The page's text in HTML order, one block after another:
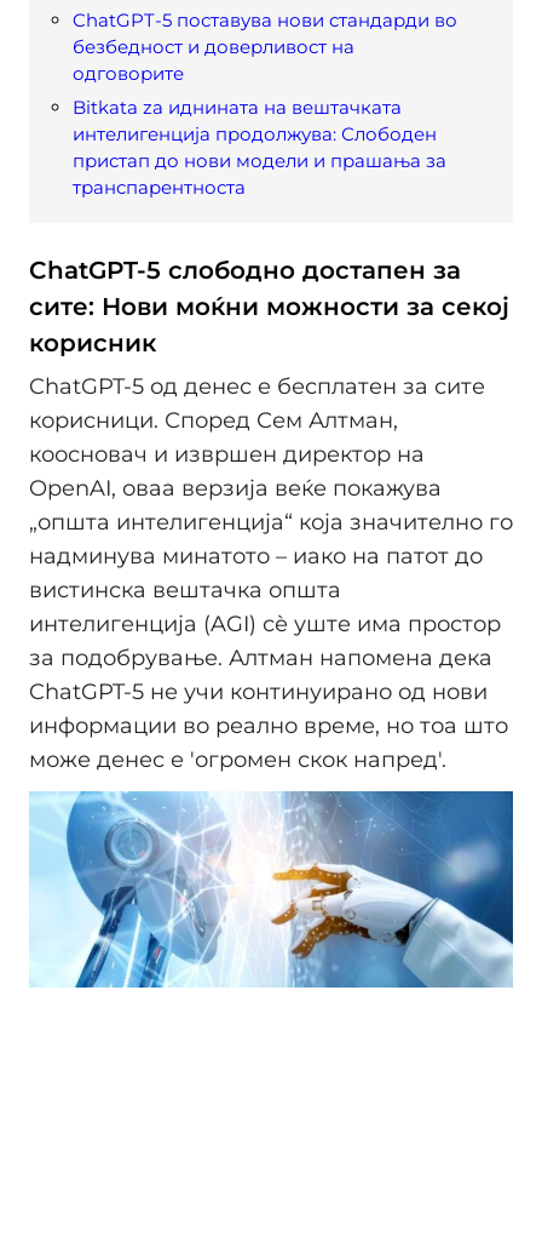
ChatGPT-5 поставува нови стандарди во
безбедност и доверливост на
одговорите
Bitkata za иднината на вештачката
интелигенција продолжува: Слободен
пристап до нови модели и прашања за
транспарентноста
ChatGPT-5 слободно достапен за
сите: Нови моќни можности за секој
корисник
ChatGPT-5 од денес е бесплатен за сите
корисници. Според Сем Алтман,
коосновач и извршен директор на
OpenAI, оваа верзија веќе покажува
„општа интелигенција“ која значително го
надминува минатото – иако на патот до
вистинска вештачка општа
интелигенција (AGI) сѐ уште има простор
за подобрување. Алтман напомена дека
ChatGPT-5 не учи континуирано од нови
информации во реално време, но тоа што
може денес е 'огромен скок напред'.